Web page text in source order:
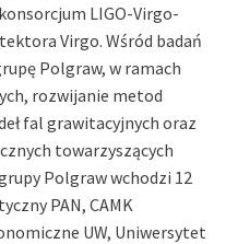
LIGO-Virgo-
Virgo. Wśród badań
Polgraw, w ramach
rozwijanie metod
fal grawitacyjnych oraz
towarzyszących
Polgraw wchodzi 12
PAN, CAMK
UW, Uniwersytet